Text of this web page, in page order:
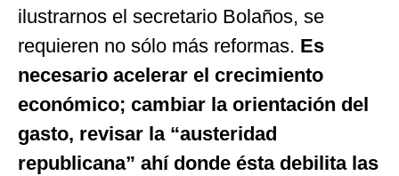
ilustrarnos el secretario Bolaños, se
requieren no sólo más reformas. Es
necesario acelerar el crecimiento
económico; cambiar la orientación del
gasto, revisar la “austeridad
republicana” ahí donde ésta debilita las